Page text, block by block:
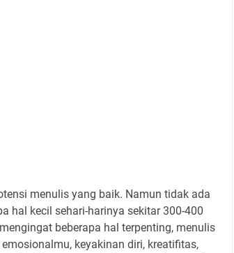
menulis yang baik. Namun tidak ada
hal kecil sehari-harinya sekitar 300-400
beberapa hal terpenting, menulis
keyakinan diri, kreatifitas,